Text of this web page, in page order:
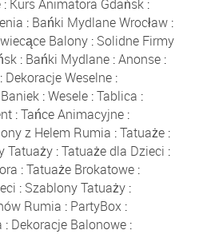
: Kurs Animatora Gdańsk :
: Bańki Mydlane Wrocław:
Balony: Solidne Firmy
: Bańki Mydlane:Anonse:
: Dekoracje Weselne :
:Wesele:Tablica :
:Tańce Animacyjne :
z Helem Rumia :Tatuaże:
Tatuaży:Tatuaże dla Dzieci :
:Tatuaże Brokatowe:
: Szablony Tatuaży :
Rumia : PartyBox:
: Dekoracje Balonowe :